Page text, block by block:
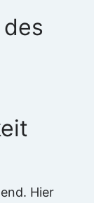
Hier